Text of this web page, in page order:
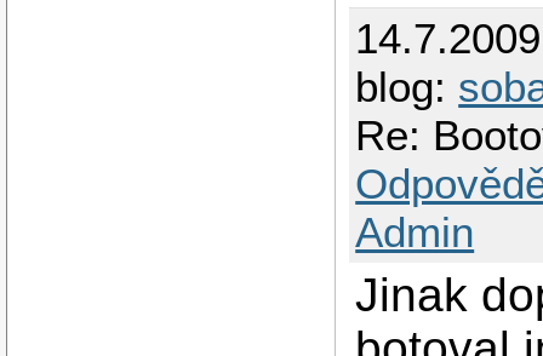
blog:
Re:
Admin
Jinak